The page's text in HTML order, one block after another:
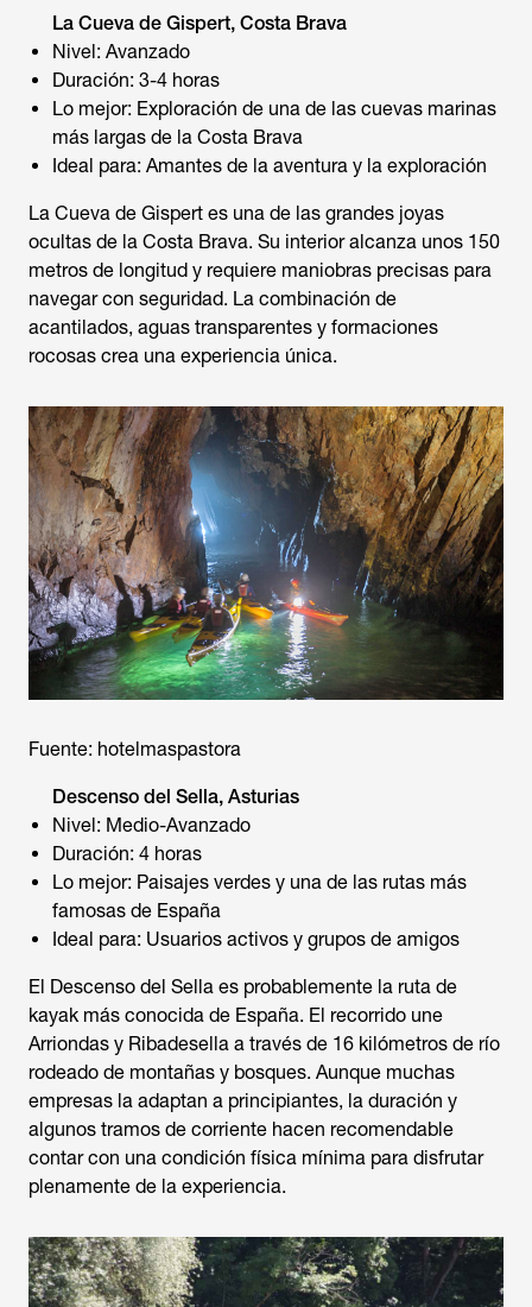
La Cueva de Gispert, Costa Brava
Nivel: Avanzado
Duración: 3-4 horas
Lo mejor: Exploración de una de las cuevas marinas
más largas de la Costa Brava
Ideal para: Amantes de la aventura y la exploración
La Cueva de Gispert es una de las grandes joyas
ocultas de la Costa Brava. Su interior alcanza unos 150
metros de longitud y requiere maniobras precisas para
navegar con seguridad. La combinación de
acantilados, aguas transparentes y formaciones
rocosas crea una experiencia única.
Fuente: hotelmaspastora
Descenso del Sella, Asturias
Nivel: Medio-Avanzado
Duración: 4 horas
Lo mejor: Paisajes verdes y una de las rutas más
famosas de España
Ideal para: Usuarios activos y grupos de amigos
El Descenso del Sella es probablemente la ruta de
kayak más conocida de España. El recorrido une
Arriondas y Ribadesella a través de 16 kilómetros de río
rodeado de montañas y bosques. Aunque muchas
empresas la adaptan a principiantes, la duración y
algunos tramos de corriente hacen recomendable
contar con una condición física mínima para disfrutar
plenamente de la experiencia.